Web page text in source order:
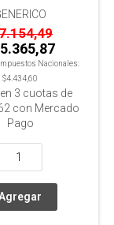
Nacionales:
$4.434,60
3 cuotas de
con Mercado
Pago